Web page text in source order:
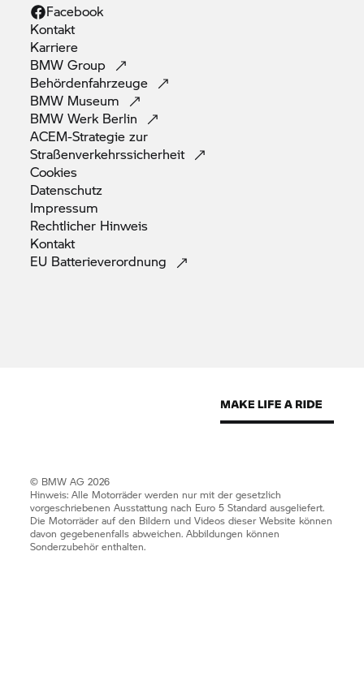
Facebook
Kontakt
Karriere
BMWGroup
Behördenfahrzeuge
BMW Museum
BMW Werk Berlin
ACEM-Strategie zur
Straßenverkehrssicherheit
Cookies
Datenschutz
Impressum
Rechtlicher Hinweis
Kontakt
EU Batterieverordnung
© BMW AG 2026
Hinweis: Alle Motorräder werden nur mit der gesetzlich
vorgeschriebenen Ausstattung nach Euro 5 Standard ausgeliefert.
Die Motorräder auf den Bildern und Videos dieser Website können
davon gegebenenfalls abweichen. Abbildungen können
Sonderzubehör enthalten.